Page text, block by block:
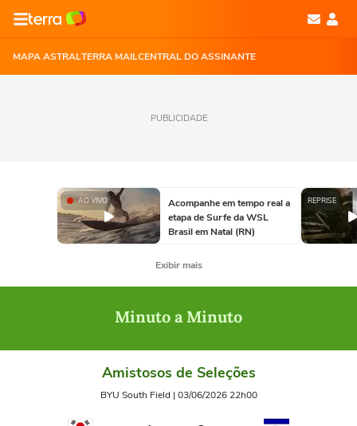
MAPA ASTRALTERRA MAILCENTRAL DO ASSINANTE
PUBLICIDADE
AO VIVO
Acompanhe em tempo real a
etapa de Surfe da WSL
Brasil em Natal (RN)
REPRISE
Exibir mais
Minuto a Minuto
Amistosos de Seleções
BYU South Field | 03/06/2026 22h00